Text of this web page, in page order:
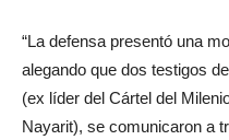
“La defensa presentó una
alegando que dos testigos
(ex líder del Cártel del
Nayarit), se comunicaron a